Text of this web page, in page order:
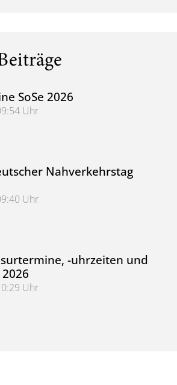
SoSe 2026
Uhr
2026
Nahverkehrstag
Uhr
Nahverkehrstag 2026
-uhrzeiten und
Uhr
-uhrzeiten und -räume WiSe